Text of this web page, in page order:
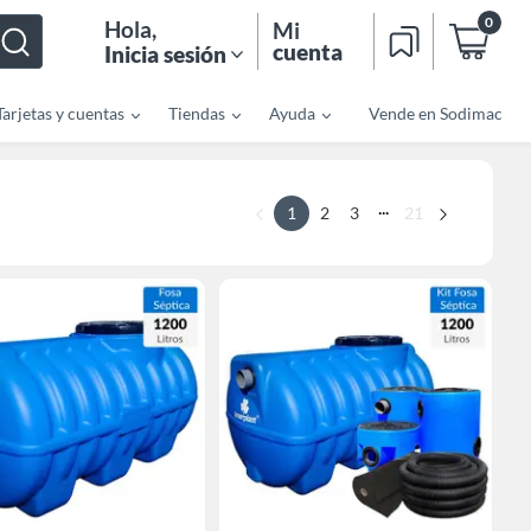
Hola,
Inicia sesión
Mi
cuenta
0
y cuentas Tiendas Ayuda Vende en Sodimac
1 2 3 ... 21